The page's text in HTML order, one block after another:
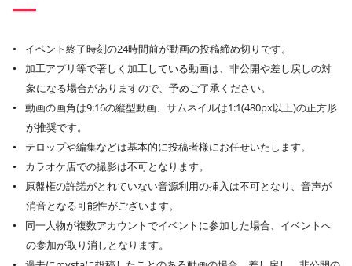
イベント終了時刻の24時間前が動画の投稿締め切りです。
加工アプリ等で著しく加工している動画は、非公開や差し戻しの対
象になる場合がありますので、予めご了承ください。
動画の画角は9:16の縦型動画、サムネイルは1:1(480px以上)の正方形
が推奨です。
テロップや編集などは基本的に投稿者様にお任せいたします。
カラオケ店での撮影は不可となります。
原盤権の許諾がとれていない音源利用の挿入は不可となり、音声が
消音となる可能性がございます。
同一人物が複数アカウントでイベントに参加した場合、イベントへ
の参加が取り消しとなります。